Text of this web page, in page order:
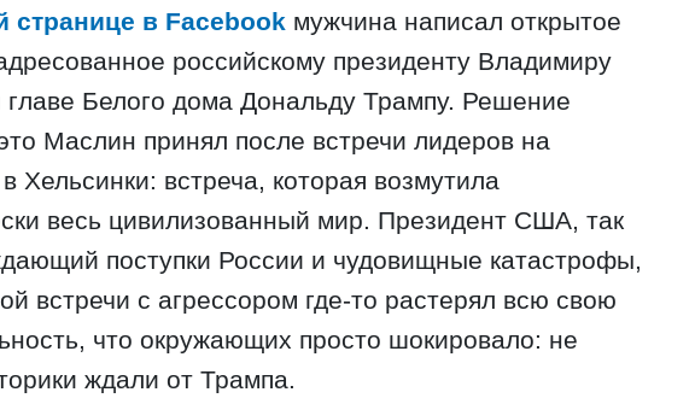
странице в Facebook мужчина написал открытое
российскому президенту Владимиру
главе Белого дома Дональду Трампу. Решение
Маслин принял после встречи лидеров на
Хельсинки: встреча, которая возмутила
весь цивилизованный мир. Президент США, так
поступки России и чудовищные катастрофы,
встречи с агрессором где-то растерял всю свою
что окружающих просто шокировало: не
ждали от Трампа.